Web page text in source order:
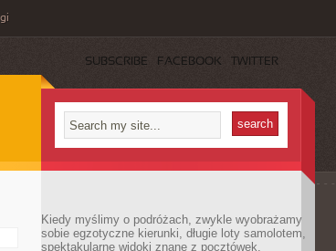
SUBSCRIBE FACEBOOK TWITTER
Kiedy myślimy o podróżach, zwykle wyobrażamy
sobie egzotyczne kierunki, długie loty samolotem,
spektakularne widoki znane z pocztówek.